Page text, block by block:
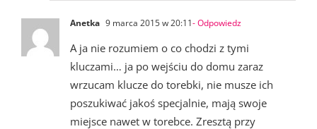
Anetka 9 marca 2015 w 20:11- Odpowiedz
A ja nie rozumiem o co chodzi z tymi
kluczami… ja po wejściu do domu zaraz
wrzucam klucze do torebki, nie musze ich
poszukiwać jakoś specjalnie, mają swoje
miejsce nawet w torebce. Zresztą przy